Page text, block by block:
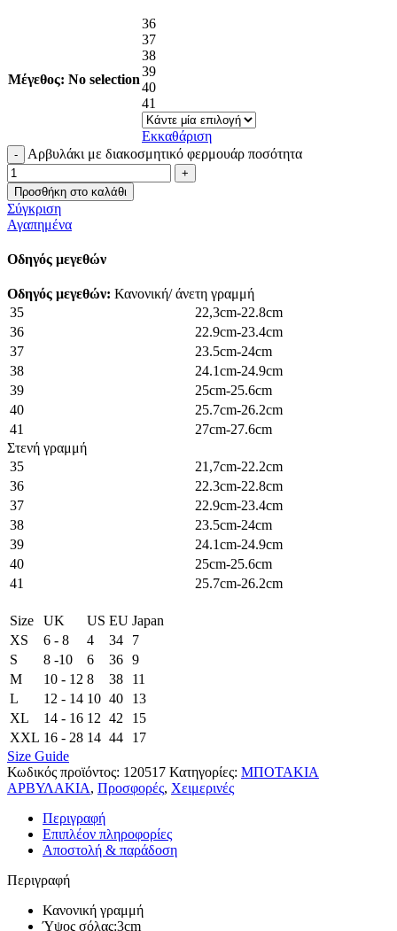
Μέγεθος: No selection
36
37
38
39
40
41
Εκκαθάριση
Αρβυλάκι με διακοσμητικό φερμουάρ ποσότητα
Προσθήκη στο καλάθι
Σύγκριση
Αγαπημένα
Οδηγός μεγεθών
Οδηγός μεγεθών: Κανονική/ άνετη γραμμή
35
22,3cm-22.8cm
36
22.9cm-23.4cm
37
23.5cm-24cm
38
24.1cm-24.9cm
39
25cm-25.6cm
40
25.7cm-26.2cm
41
27cm-27.6cm
Στενή γραμμή
35
21,7cm-22.2cm
36
22.3cm-22.8cm
37
22.9cm-23.4cm
38
23.5cm-24cm
39
24.1cm-24.9cm
40
25cm-25.6cm
41
25.7cm-26.2cm
Size UK US EU Japan
XS
6 - 8 4 34
7
S
8 -10 6 36 9
M
10 - 12 8 38
11
L
12 - 14 10 40
13
XL
14 - 16 12 42
15
XXL 16 - 28 14 44
17
Size Guide
Κωδικός προϊόντος: 120517 Κατηγορίες: ΜΠΟΤΑΚΙΑ
ΑΡΒΥΛΑΚΙΑ, Προσφορές, Χειμερινές
Περιγραφή
Επιπλέον πληροφορίες
Αποστολή & παράδοση
Περιγραφή
Κανονική γραμμή
Ύψος σόλας:3cm